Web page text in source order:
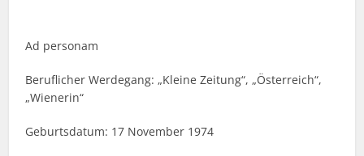
Ad personam
Beruflicher Werdegang: „Kleine Zeitung“, „Österreich“,
„Wienerin“
Geburtsdatum: 17 November 1974